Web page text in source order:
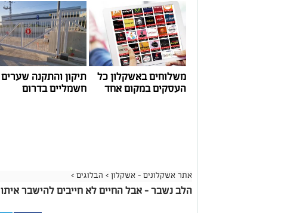
משלוחים באשקלון כל
העסקים במקום אחד
תיקון והתקנה שערים
חשמליים בדרום
אתר אשקלונים - אשקלון > הבלוגים >
הלב נשבר – אבל החיים לא חייבים להישבר איתו